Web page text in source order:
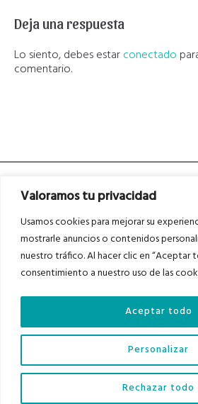
Valoramos tu privacidad
Usamos cookies para mejorar su
mostrarle anuncios o contenidos
nuestro tráfico. Al hacer clic en “Aceptar
consentimiento a nuestro uso de las
Personalizar
Rechazar todo
Aceptar todo
Deja una respuesta
Lo siento, debes estarconectado
comentario.
Asociados a
Auditados
Diario del Bajo Cinca © 2023 . Todos los
Política de Privacidad |Política de